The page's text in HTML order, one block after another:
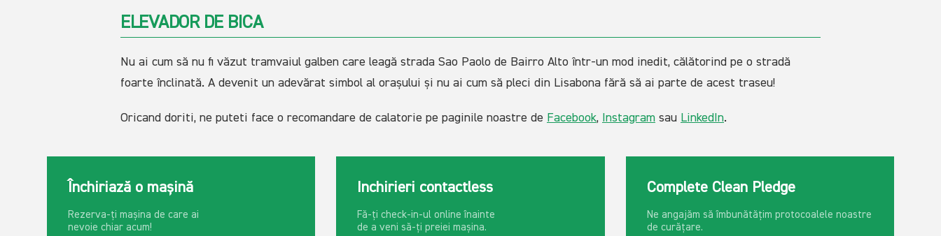
ELEVADOR DE BICA
Nu ai cum să nu fi văzut tramvaiul galben care leagă strada Sao Paolo de Bairro Alto într-un mod inedit, călătorind pe o stradă
foarte înclinată. A devenit un adevărat simbol al orașului și nu ai cum să pleci din Lisabona fără să ai parte de acest traseu!
Oricand doriti, ne puteti face o recomandare de calatorie pe paginile noastre de Facebook, Instagram sau LinkedIn.
Închiriază o mașină
Rezerva-ți mașina de care ai
nevoie chiar acum!
Inchirieri contactless
Fă-ți check-in-ul online înainte
de a veni să-ți preiei mașina.
Complete Clean Pledge
Ne angajăm să îmbunătățim protocoalele noastre
de curățare.